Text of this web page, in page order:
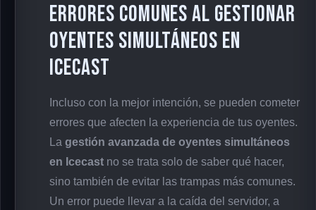
Errores Comunes al Gestionar
Oyentes Simultáneos en
Icecast
Incluso con la mejor intención, se pueden cometer
errores que afecten la experiencia de tus oyentes.
La gestión avanzada de oyentes simultáneos
en Icecast no se trata solo de saber qué hacer,
sino también de evitar las trampas más comunes.
Un error puede llevar a la caída del servidor, a